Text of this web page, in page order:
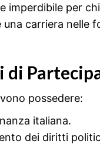
imperdibile per
carriera nelle
di
possedere:
italiana.
dei diritti